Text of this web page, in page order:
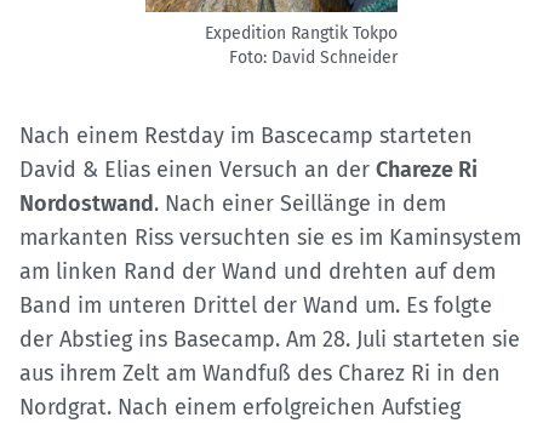
Expedition Rangtik Tokpo
Foto: David Schneider
Nach einem Restday im Bascecamp starteten
David & Elias einen Versuch an der Chareze Ri
Nordostwand. Nach einer Seillänge in dem
markanten Riss versuchten sie es im Kaminsystem
am linken Rand der Wand und drehten auf dem
Band im unteren Drittel der Wand um. Es folgte
der Abstieg ins Basecamp. Am 28. Juli starteten sie
aus ihrem Zelt am Wandfuß des Charez Ri in den
Nordgrat. Nach einem erfolgreichen Aufstieg